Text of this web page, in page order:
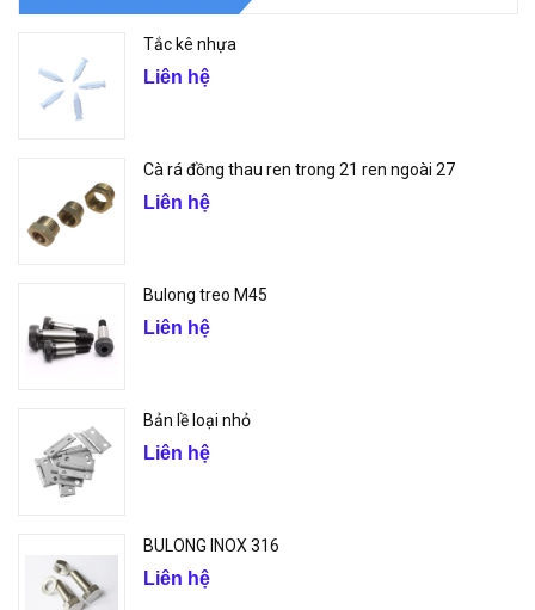
Tắc kê nhựa
Liên hệ
Cà rá đồng thau ren trong 21 ren ngoài 27
Liên hệ
Bulong treo M45
Liên hệ
Bản lề loại nhỏ
Liên hệ
BULONG INOX 316
Liên hệ